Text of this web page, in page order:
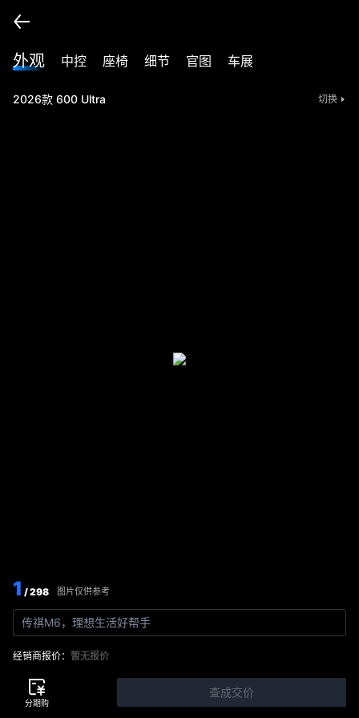
外观 中控 座椅 细节 官图 车展
2026款 600 Ultra 切换
1 / 298 图片仅供参考
传祺M6，理想生活好帮手
经销商报价： 暂无报价
查成交价